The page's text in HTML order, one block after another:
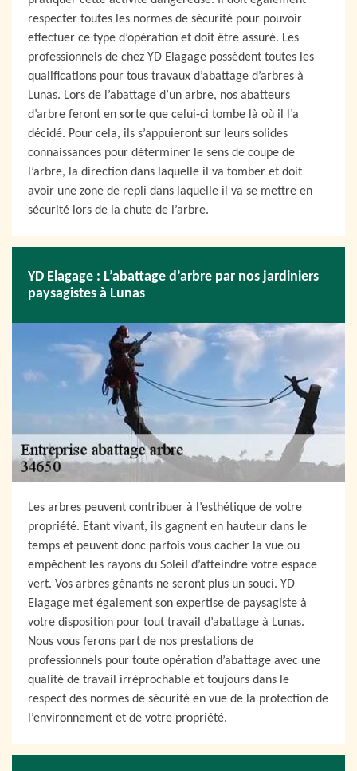
respecter toutes les normes de sécurité pour pouvoir
effectuer ce type d’opération et doit être assuré. Les
professionnels de chez YD Elagage possèdent toutes les
qualifications pour tous travaux d’abattage d’arbres à
Lunas. Lors de l’abattage d’un arbre, nos abatteurs
d’arbre feront en sorte que celui-ci tombe là où il l’a
décidé. Pour cela, ils s’appuieront sur leurs solides
connaissances pour déterminer le sens de coupe de
l’arbre, la direction dans laquelle il va tomber et doit
avoir une zone de repli dans laquelle il va se mettre en
sécurité lors de la chute de l’arbre.
YD Elagage : L’abattage d’arbre par nos jardiniers
paysagistes à Lunas
Les arbres peuvent contribuer à l’esthétique de votre
propriété. Etant vivant, ils gagnent en hauteur dans le
temps et peuvent donc parfois vous cacher la vue ou
empêchent les rayons du Soleil d’atteindre votre espace
vert. Vos arbres gênants ne seront plus un souci. YD
Elagage met également son expertise de paysagiste à
votre disposition pour tout travail d’abattage à Lunas.
Nous vous ferons part de nos prestations de
professionnels pour toute opération d’abattage avec une
qualité de travail irréprochable et toujours dans le
respect des normes de sécurité en vue de la protection de
l’environnement et de votre propriété.